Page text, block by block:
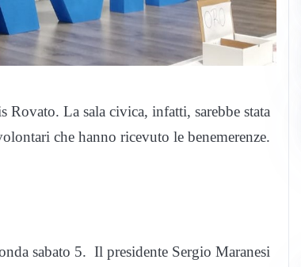
La sala civica, infatti, sarebbe stata
che hanno ricevuto le benemerenze.
sabato 5. Il presidente Sergio Maranesi